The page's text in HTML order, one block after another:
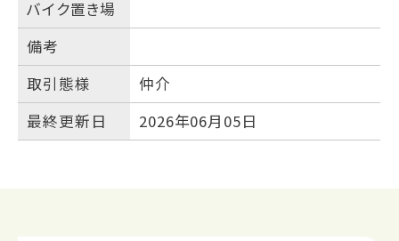
バイク置き場
備考
取引態様
仲介
最終更新日
2026年06月05日